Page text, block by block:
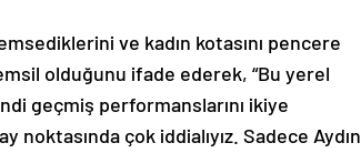
ve kadın kotasını pencere
olduğunu ifade ederek, “Bu yerel
geçmiş performanslarını ikiye
noktasında çok iddialıyız. Sadece Aydın